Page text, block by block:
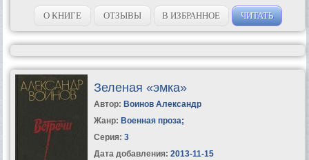
О КНИГЕ ОТЗЫВЫ В ИЗБРАННОЕ ЧИТАТЬ
Зеленая «эмка»
Автор: Воинов Александр
Жанр: Военная проза;
Серия: 3
Дата добавления: 2013-11-15